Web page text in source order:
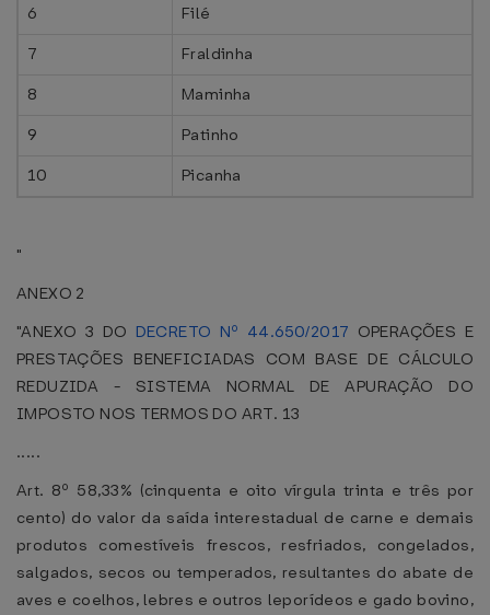
6
Filé
7
Fraldinha
8
Maminha
9
Patinho
10
Picanha
"
ANEXO 2
"ANEXO 3 DO DECRETO Nº 44.650/2017 OPERAÇÕES E
PRESTAÇÕES BENEFICIADAS COM BASE DE CÁLCULO
REDUZIDA - SISTEMA NORMAL DE APURAÇÃO DO
IMPOSTO NOS TERMOS DO ART. 13
.....
Art. 8º 58,33% (cinquenta e oito vírgula trinta e três por
cento) do valor da saída interestadual de carne e demais
produtos comestíveis frescos, resfriados, congelados,
salgados, secos ou temperados, resultantes do abate de
aves e coelhos, lebres e outros leporídeos e gado bovino,